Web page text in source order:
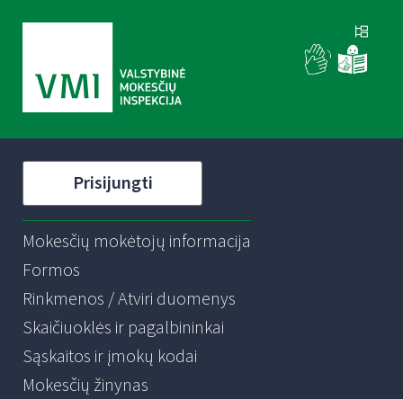
Prisijungti
Mokesčių mokėtojų informacija
Formos
Rinkmenos / Atviri duomenys
Skaičiuoklės ir pagalbininkai
Sąskaitos ir įmokų kodai
Mokesčių žinynas